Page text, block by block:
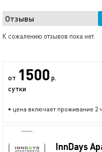
Отзывы
К сожалению отзывов пока нет.
от 1500 р.
сутки
• цена включает проживание 2
InnDays